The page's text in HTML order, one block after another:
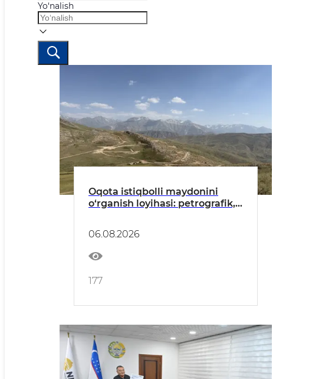
Yo‘nalish
Oqota istiqbolli maydonini
o‘rganish loyihasi: petrografik,
ishlari olib borildi
06.08.2026
177